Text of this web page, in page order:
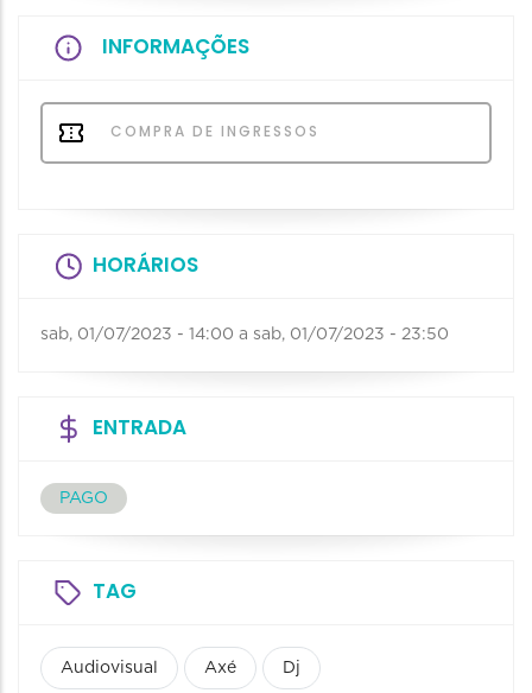
INFORMAÇÕES
COMPRA DE INGRESSOS
HORÁRIOS
sab, 01/07/2023 - 14:00 a sab, 01/07/2023 - 23:50
ENTRADA
PAGO
TAG
Audiovisual Axé Dj